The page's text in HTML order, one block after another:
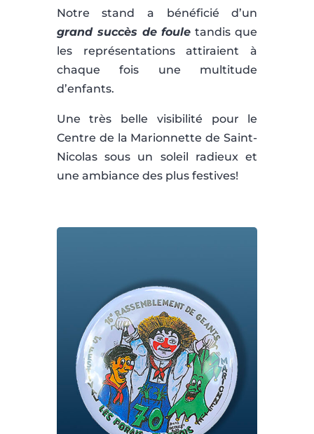
Notre stand a bénéficié d’un
grand succès de foule tandis que
les représentations attiraient à
chaque fois une multitude
d’enfants.
Une très belle visibilité pour le
Centre de la Marionnette de Saint-
Nicolas sous un soleil radieux et
une ambiance des plus festives!